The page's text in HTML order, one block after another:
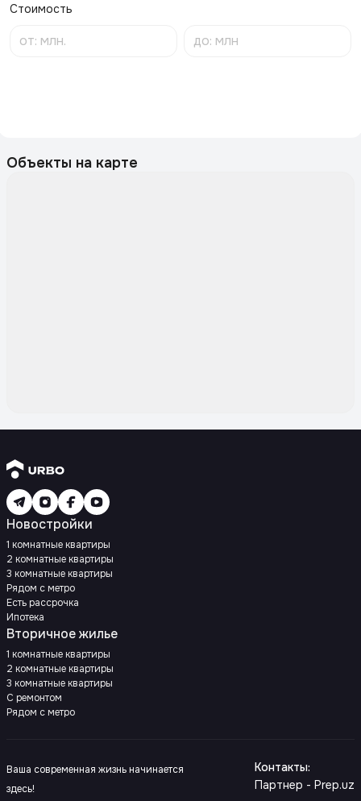
Стоимость
Объекты на карте
Новостройки
1 комнатные квартиры
2 комнатные квартиры
3 комнатные квартиры
Рядом с метро
Есть рассрочка
Ипотека
Вторичное жилье
1 комнатные квартиры
2 комнатные квартиры
3 комнатные квартиры
С ремонтом
Рядом с метро
Ваша современная жизнь начинается
здесь!
Контакты:
Партнер - Prep.uz